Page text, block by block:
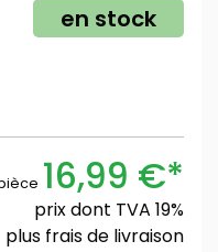
en stock
16,99 €*
prix dont TVA 19%
plus frais de livraison